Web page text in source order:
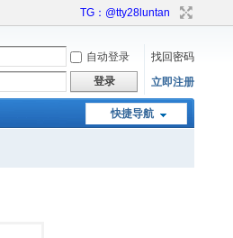
TG：@tty28luntan
自动登录
找回密码
登录 立即注册
快捷导航